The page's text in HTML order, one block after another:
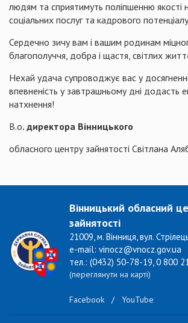
людям та сприятимуть поліпшенню якості
соціальних послуг та кадрового
Сердечно зичу вам і вашим родинам
благополуччя, добра і щастя, світлих
Нехай удача супроводжує вас у
впевненість у завтрашньому дні додасть
натхнення!
В.о. директора Вінницького
обласного центру зайнятості Світлана
Вінницький обласний
зайнятості
21009, м. Вінниця, вул.
e-mail: vinocz@vnocz.gov.ua
тел.: (0432) 50-78-19, 0 800
(переглянути на карті)
Facebook / YouTube